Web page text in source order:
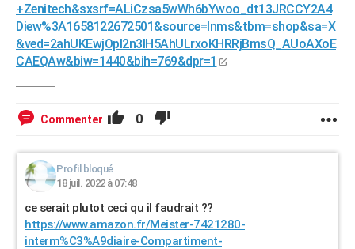
+Zenitech&sxsrf=ALiCzsa5wWh6bYwoo_dt13JRCCY2A4
Diew%3A1658122672501&source=lnms&tbm=shop&sa=X
&ved=2ahUKEwjOpI2n3IH5AhULrxoKHRRjBmsQ_AUoAXoE
CAEQAw&biw=1440&bih=769&dpr=1
Commenter 0
Profil bloqué
18 juil. 2022 à 07:48
ce serait plutot ceci qu il faudrait ??
https://www.amazon.fr/Meister-7421280-
interm%C3%A9diaire-Compartiment-